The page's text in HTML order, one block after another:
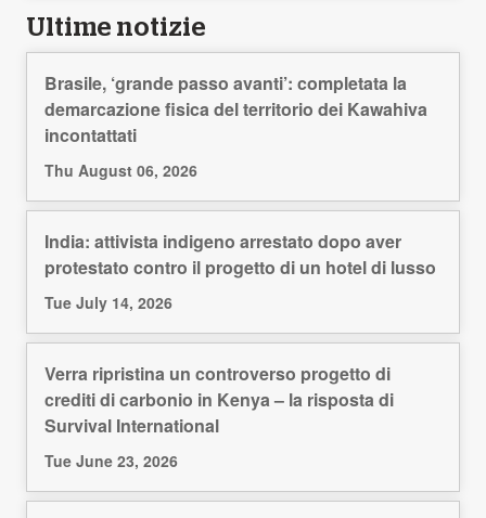
Ultime notizie
Brasile, ‘grande passo avanti’: completata la
demarcazione fisica del territorio dei Kawahiva
incontattati
Thu August 06, 2026
India: attivista indigeno arrestato dopo aver
protestato contro il progetto di un hotel di lusso
Tue July 14, 2026
Verra ripristina un controverso progetto di
crediti di carbonio in Kenya – la risposta di
Survival International
Tue June 23, 2026